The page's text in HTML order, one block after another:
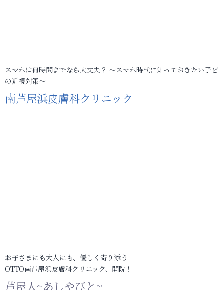
スマホは何時間までなら大丈夫？ ～スマホ時代に知っておきたい子
の近視対策～
南芦屋浜皮膚科クリニック
お子さまにも大人にも、優しく寄り添う
OTTO南芦屋浜皮膚科クリニック、開院！
芦屋人~あしやびと~